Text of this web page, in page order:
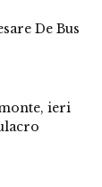
De Bus
ieri